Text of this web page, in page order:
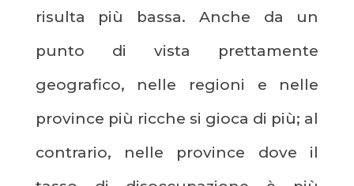
risulta più bassa. Anche da un
punto di vista prettamente
geografico, nelle regioni e nelle
province più ricche si gioca di più; al
contrario, nelle province dove il